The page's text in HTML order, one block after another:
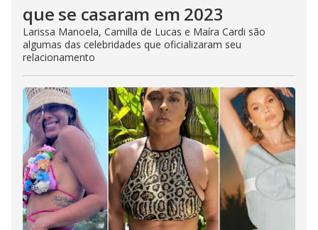
que se casaram em 2023
Larissa Manoela, Camilla de Lucas e Maíra Cardi são
algumas das celebridades que oficializaram seu
relacionamento